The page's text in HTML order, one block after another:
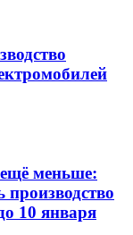
меньше:
10 января